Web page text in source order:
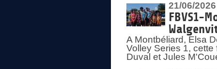
21/06/2026
FBVS1-
A Montbéliard, Elsa
Volley Series 1,
Duval et Jules